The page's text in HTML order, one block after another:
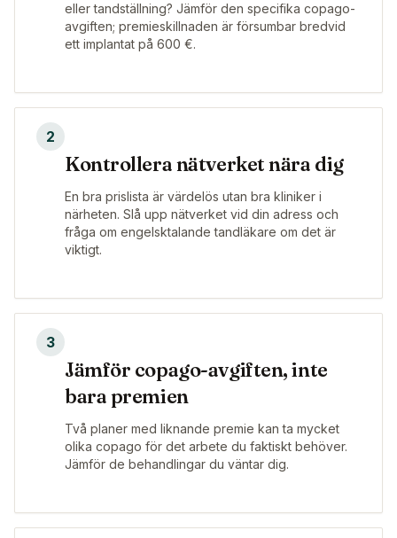
eller tandställning? Jämför den specifika copago-
avgiften; premieskillnaden är försumbar bredvid
ett implantat på 600 €.
2
Kontrollera nätverket nära dig
En bra prislista är värdelös utan bra kliniker i
närheten. Slå upp nätverket vid din adress och
fråga om engelsktalande tandläkare om det är
viktigt.
3
Jämför copago-avgiften, inte
bara premien
Två planer med liknande premie kan ta mycket
olika copago för det arbete du faktiskt behöver.
Jämför de behandlingar du väntar dig.